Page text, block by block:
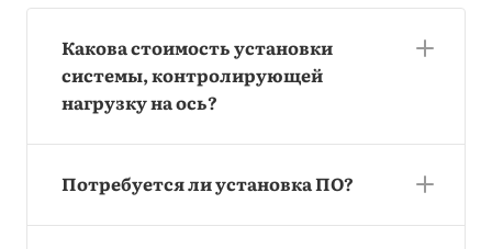
Какова стоимость установки
системы, контролирующей
нагрузку на ось?
Потребуется ли установка ПО?